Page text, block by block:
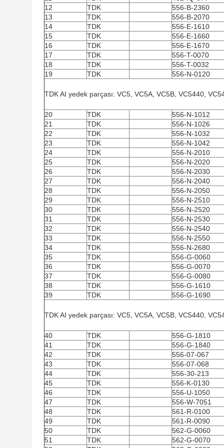
12
TDK
556-B-2360
13
TDK
556-B-2070
14
TDK
556-E-1610
15
TDK
556-E-1660
16
TDK
556-E-1670
17
TDK
556-T-0070
18
TDK
556-T-0032
19
TDK 556-N-0120
TDK AI yedek parçası: VC5, VC5A, VC5B, VC5440,
20 TDK
556-N-1012
21
TDK
556-N-1026
22
TDK
556-N-1032
23
TDK
556-N-1042
24
TDK
556-N-2010
25
TDK
556-N-2020
26
TDK
556-N-2030
27
TDK
556-N-2040
28
TDK
556-N-2050
29
TDK
556-N-2510
30
TDK
556-N-2520
31
TDK
556-N-2530
32
TDK
556-N-2540
33
TDK
556-N-2550
34
TDK
556-N-2680
35
TDK
556-G-0060
36
TDK
556-G-0070
37
TDK
556-G-0080
38
TDK
556-G-1610
39
TDK 556-G-1690
TDK AI yedek parçası: VC5, VC5A, VC5B, VC5440,
40 TDK
556-G-1810
41
TDK
556-G-1840
42
TDK
556-07-067
43
TDK
556-07-068
44
TDK
556-30-213
45
TDK
556-K-0130
46
TDK
556-U-1050
47
TDK
556-W-7051
48
TDK
561-R-0100
49
TDK
561-R-0090
50
TDK
562-G-0060
51
TDK
562-G-0070